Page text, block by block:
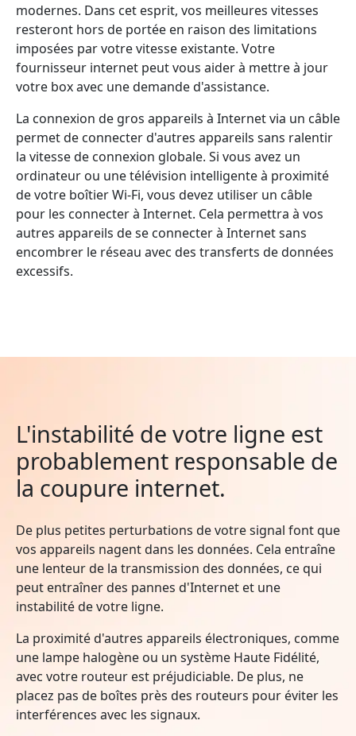
modernes. Dans cet esprit, vos meilleures vitesses
resteront hors de portée en raison des limitations
imposées par votre vitesse existante. Votre
fournisseur internet peut vous aider à mettre à jour
votre box avec une demande d'assistance.
La connexion de gros appareils à Internet via un câble
permet de connecter d'autres appareils sans ralentir
la vitesse de connexion globale. Si vous avez un
ordinateur ou une télévision intelligente à proximité
de votre boîtier Wi-Fi, vous devez utiliser un câble
pour les connecter à Internet. Cela permettra à vos
autres appareils de se connecter à Internet sans
encombrer le réseau avec des transferts de données
excessifs.
L'instabilité de votre ligne est
probablement responsable de
la coupure internet.
De plus petites perturbations de votre signal font que
vos appareils nagent dans les données. Cela entraîne
une lenteur de la transmission des données, ce qui
peut entraîner des pannes d'Internet et une
instabilité de votre ligne.
La proximité d'autres appareils électroniques, comme
une lampe halogène ou un système Haute Fidélité,
avec votre routeur est préjudiciable. De plus, ne
placez pas de boîtes près des routeurs pour éviter les
interférences avec les signaux.